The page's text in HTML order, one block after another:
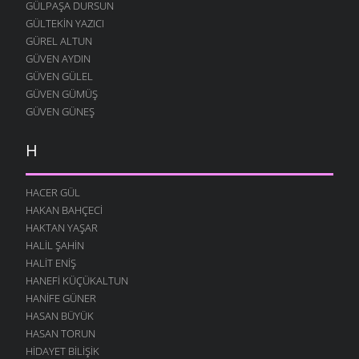
MERAKLI MELAHAT
12 AĞUSTOS 2004
HALK EĞITIMI
12 AĞUSTOS 2004
HASTAHANEDE DURUM
GIDIYORUZ
ÖZÜRLÜ YAŞAMAK
12 AĞUSTOS 2004
O YANA BU YANA
12 AĞUSTOS 2004
SUÇU NEDIR
12 AĞUSTOS 2004
ÖRÜMCEK
12 AĞUSTOS 2004
NOKTALI ŞIIR
GÜLPAŞA DURSUN
GÜLTEKIN YAZICI
GÜREL ALTUN
GÜVEN AYDIN
GÜVEN GÜLEL
GÜVEN GÜMÜŞ
GÜVEN GÜNEŞ
H
HACER GÜL
HAKAN BAHÇECI
HAKTAN YAŞAR
HALIL ŞAHIN
HALIT ENIŞ
HANEFI KÜÇÜKALTUN
HANIFE GÜNER
HASAN BÜYÜK
HASAN TORUN
HIDAYET BILIŞIK